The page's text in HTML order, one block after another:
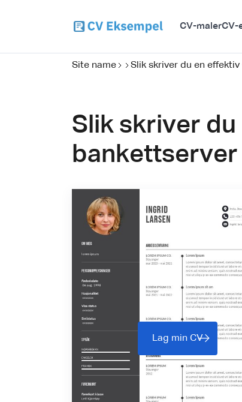
CV-malerCV-
Site name Slik skriver du en
Slik skriver
bankettserver
Lag min CV